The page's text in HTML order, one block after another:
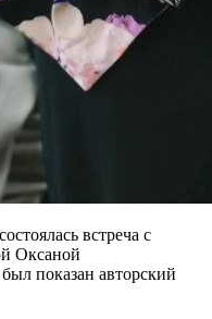
встреча с
Оксаной
показан авторский